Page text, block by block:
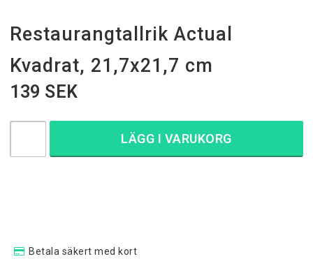
Restaurangtallrik Actual
Kvadrat, 21,7x21,7 cm
139 SEK
LÄGG I VARUKORG
Betala säkert med kort